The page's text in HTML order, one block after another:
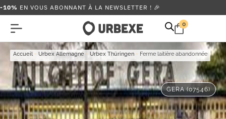
-10% EN VOUS ABONNANT À LA NEWSLETTER ! 🎉
0
Accueil - Urbex Allemagne - Urbex Thüringen - Ferme laitière abandonnée
GERA (07546)